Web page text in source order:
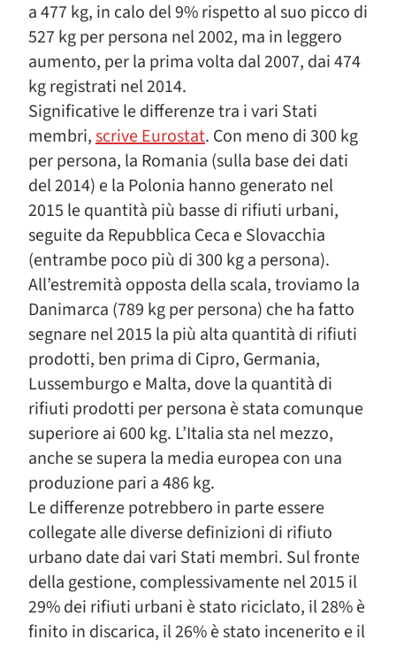
a 477 kg, in calo del 9% rispetto al suo picco di
527 kg per persona nel 2002, ma in leggero
aumento, per la prima volta dal 2007, dai 474
kg registrati nel 2014.
Significative le differenze tra i vari Stati
membri,scrive Eurostat. Con meno di 300 kg
per persona, la Romania (sulla base dei dati
del 2014) e la Polonia hanno generato nel
2015 le quantità più basse di rifiuti urbani,
seguite da Repubblica Ceca e Slovacchia
(entrambe poco più di 300 kg a persona).
All’estremità opposta della scala, troviamo la
Danimarca (789 kg per persona) che ha fatto
segnare nel 2015 la più alta quantità di rifiuti
prodotti, ben prima di Cipro, Germania,
Lussemburgo e Malta, dove la quantità di
rifiuti prodotti per persona è stata comunque
superiore ai 600 kg. L’Italia sta nel mezzo,
anche se supera la media europea con una
produzione pari a 486 kg.
Le differenze potrebbero in parte essere
collegate alle diverse definizioni di rifiuto
urbano date dai vari Stati membri. Sul fronte
della gestione, complessivamente nel 2015 il
29% dei rifiuti urbani è stato riciclato, il 28% è
finito in discarica, il 26% è stato incenerito e il